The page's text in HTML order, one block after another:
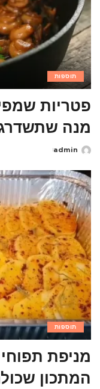
תוספות
פטריות
מנה
Posted
admin
תוספות
מניפת
המתכון